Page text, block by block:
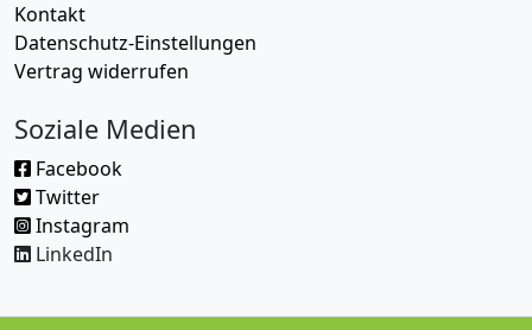
Kontakt
Datenschutz-Einstellungen
Vertrag widerrufen
Soziale Medien
Facebook
Twitter
Instagram
LinkedIn